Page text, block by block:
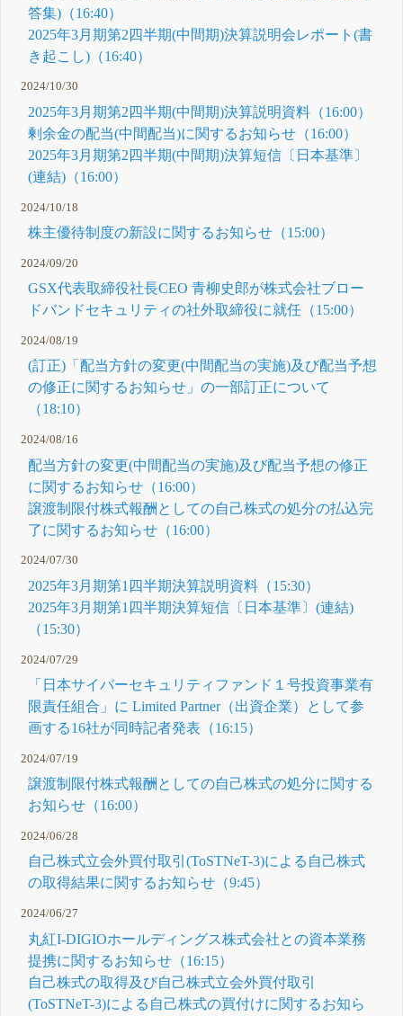
答集)（16:40）
2025年3月期第2四半期(中間期)決算説明会レポート(書
き起こし)（16:40）
2024/10/30
2025年3月期第2四半期(中間期)決算説明資料（16:00）
剰余金の配当(中間配当)に関するお知らせ（16:00）
2025年3月期第2四半期(中間期)決算短信〔日本基準〕
(連結)（16:00）
2024/10/18
株主優待制度の新設に関するお知らせ（15:00）
2024/09/20
GSX代表取締役社長CEO 青柳史郎が株式会社ブロー
ドバンドセキュリティの社外取締役に就任（15:00）
2024/08/19
(訂正)「配当方針の変更(中間配当の実施)及び配当予想
の修正に関するお知らせ」の一部訂正について
（18:10）
2024/08/16
配当方針の変更(中間配当の実施)及び配当予想の修正
に関するお知らせ（16:00）
譲渡制限付株式報酬としての自己株式の処分の払込完
了に関するお知らせ（16:00）
2024/07/30
2025年3月期第1四半期決算説明資料（15:30）
2025年3月期第1四半期決算短信〔日本基準〕(連結)
（15:30）
2024/07/29
「日本サイバーセキュリティファンド１号投資事業有
限責任組合」に Limited Partner（出資企業）として参
画する16社が同時記者発表（16:15）
2024/07/19
譲渡制限付株式報酬としての自己株式の処分に関する
お知らせ（16:00）
2024/06/28
自己株式立会外買付取引(ToSTNeT-3)による自己株式
の取得結果に関するお知らせ（9:45）
2024/06/27
丸紅I-DIGIOホールディングス株式会社との資本業務
提携に関するお知らせ（16:15）
自己株式の取得及び自己株式立会外買付取引
(ToSTNeT-3)による自己株式の買付けに関するお知ら